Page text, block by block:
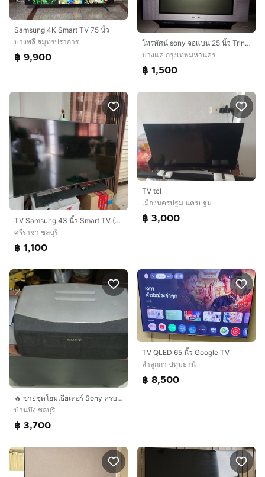
Samsung 4K Smart TV 75 นิ้ว
บางพลี สมุทรปราการ
฿ 9,900
โทรทัศน์ sony จอแบน 25 นิ้ว Trinitron พร้อมใช้งานทุกฟังชั่นปกติ
บางแค กรุงเทพมหานคร
฿ 1,500
TV Samsung 43 นิ้ว Smart TV (Netflix,YouTubeและอื่นๆ)หน้าจอแตก การทำงานส่วนอื่นใช้ได้ เปิดใช้งานได้ปรกติ ขายตามสภาพ ไม่มีจัดส่ง นัดรับสินค้า กรุณาอ่านก่อนติดต่อมา
ศรีราชา ชลบุรี
฿ 1,100
TV tcl
เมืองนครปฐม นครปฐม
฿ 3,000
🔥 ขายชุดโฮมเธียเตอร์ Sony ครบชุด สภาพดี เสียงใส เบสหนา พร้อมใช้งาน 📦 สิ่งที่ได้รับ:✅ เครื่องขยายเสียงหลัก Sony✅ ลำโพงเซ็นเตอร์ Sony 1 ตัว✅ ตู้ลำโพงหน้า-หลัง ครบเซ็ต✅ ตู้ซั
บ้านบึง ชลบุรี
฿ 3,700
TV QLED 65 นิ้ว Google TV
ลำลูกกา ปทุมธานี
฿ 8,500